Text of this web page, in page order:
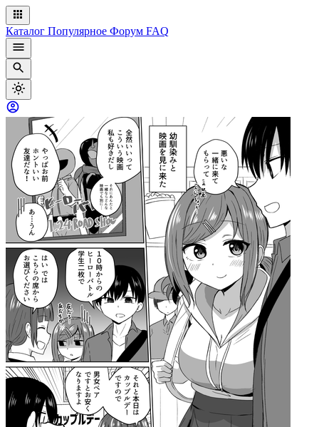
Каталог Популярное Форум FAQ